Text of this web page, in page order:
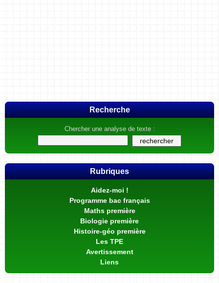
Recherche
Chercher une analyse de texte :
Rubriques
Aidez-moi !
Programme bac français
Maths première
Biologie première
Histoire-géo première
Les TPE
Avertissement
Liens